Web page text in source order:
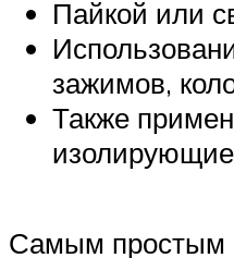
Пайкой или
зажимов,
Также
изолирующие
Самым простым